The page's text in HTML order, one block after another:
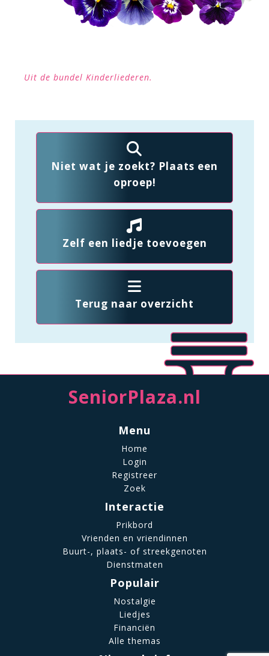
Uit de bundel Kinderliederen.
Niet wat je zoekt? Plaats een
oproep!
Zelf een liedje toevoegen
Terug naar overzicht
SeniorPlaza.nl
Menu
Home
Login
Registreer
Zoek
Interactie
Prikbord
Vrienden en vriendinnen
Buurt-, plaats- of streekgenoten
Dienstmaten
Populair
Nostalgie
Liedjes
Financiën
Alle themas